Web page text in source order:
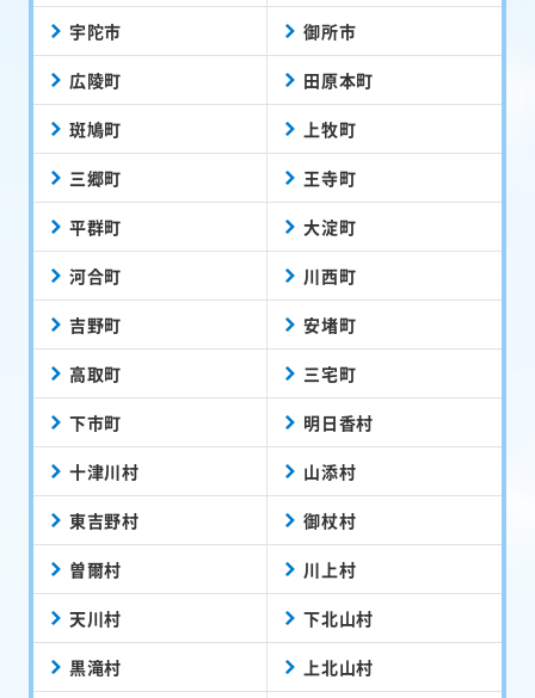
宇陀市 御所市
広陵町 田原本町
斑鳩町 上牧町
三郷町 王寺町
平群町 大淀町
河合町 川西町
吉野町 安堵町
高取町 三宅町
下市町 明日香村
十津川村 山添村
東吉野村 御杖村
曽爾村 川上村
天川村 下北山村
黒滝村 上北山村